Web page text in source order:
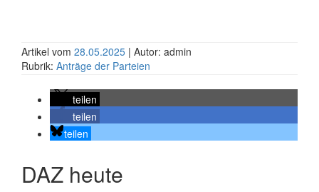
Artikel vom 28.05.2025 | Autor: admin
Rubrik: Anträge der Parteien
teilen
teilen
teilen
DAZ heute